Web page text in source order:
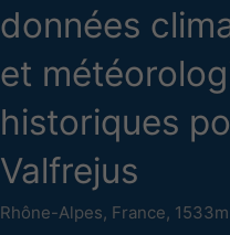
données
et
historiques
Valfrejus
Rhône-Alpes, France,